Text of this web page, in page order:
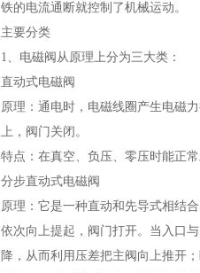
铁的电流通断就控制了机械运动。
主要分类
1、电磁阀从原理上分为三大类：
直动式电磁阀
原理：通电时，电磁线圈产生电磁
上，阀门关闭。
特点：在真空、负压、零压时能正
分步直动式电磁阀
原理：它是一种直动和先导式相结
依次向上提起，阀门打开。当入口
降，从而利用压差把主阀向上推开